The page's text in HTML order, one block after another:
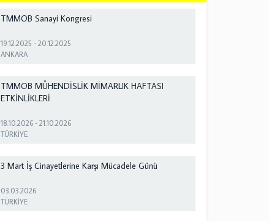
TMMOB Sanayi Kongresi
19.12.2025 -20.12.2025
ANKARA
TMMOB MÜHENDİSLİK MİMARLIK HAFTASI
ETKİNLİKLERİ
18.10.2026 -21.10.2026
TÜRKİYE
3 Mart İş Cinayetlerine Karşı Mücadele Günü
03.03.2026
TÜRKİYE